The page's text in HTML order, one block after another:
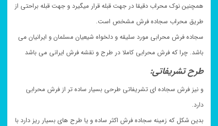
همچنین نوک محراب دقیقا در جهت قبله قرار میگیرد و جهت قبله براحتی از
طریق محراب سجاده فرش مشخص است.
سجاده فرش محرابی مورد سلیقه و دلخواه شیعیان مسلمان و ایرانیان می
باشد. چرا که فرش محرابی کاملا در طرح و نقشه فرش ایرانی می باشد
طرح تشریفاتی:
و نیز فرش سجاده ای تشریفاتی طرحی بسیار ساده تر از فرش محرابی
دارد.
بدین شکل که زمینه سجاده فرش اکثر ساده و یا طرح های بسیار ریز دارد با